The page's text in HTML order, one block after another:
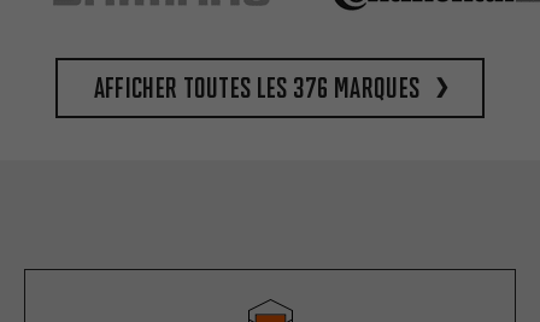
Afficher toutes les 376 marques